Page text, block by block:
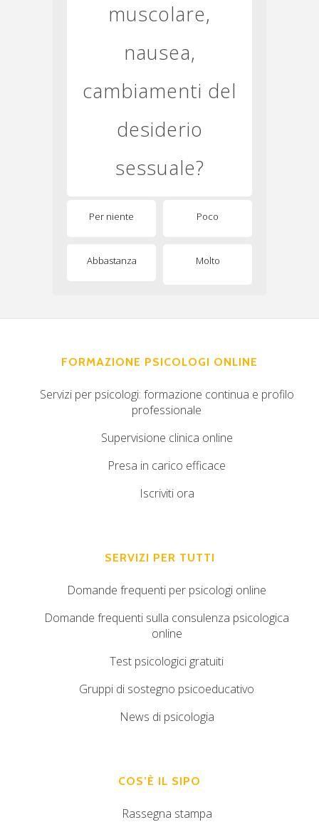
muscolare,
nausea,
cambiamenti del
desiderio
sessuale?
Per niente Poco
Abbastanza Molto
FORMAZIONE PSICOLOGI ONLINE
Servizi per psicologi: formazione continua e profilo
professionale
Supervisione clinica online
Presa in carico efficace
Iscriviti ora
SERVIZI PER TUTTI
Domande frequenti per psicologi online
Domande frequenti sulla consulenza psicologica
online
Test psicologici gratuiti
Gruppi di sostegno psicoeducativo
News di psicologia
COS’È IL SIPO
Rassegna stampa